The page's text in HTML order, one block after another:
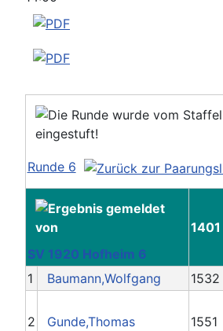
Runde 6
SV 1920 Hofheim 6
1401
1 Baumann,Wolfgang 1532
2 Gunde,Thomas 1551